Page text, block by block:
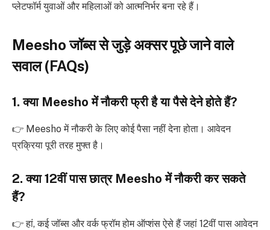
प्लेटफॉर्म युवाओं और महिलाओं को आत्मनिर्भर बना रहे हैं।
Meesho जॉब्स से जुड़े अक्सर पूछे जाने वाले
सवाल (FAQs)
1. क्या Meesho में नौकरी फ्री है या पैसे देने होते हैं?
👉 Meesho में नौकरी के लिए कोई पैसा नहीं देना होता। आवेदन
प्रक्रिया पूरी तरह मुफ्त है।
2. क्या 12वीं पास छात्र Meesho में नौकरी कर सकते
हैं?
👉 हां, कई जॉब्स और वर्क फ्रॉम होम ऑप्शंस ऐसे हैं जहां 12वीं पास आवेदन